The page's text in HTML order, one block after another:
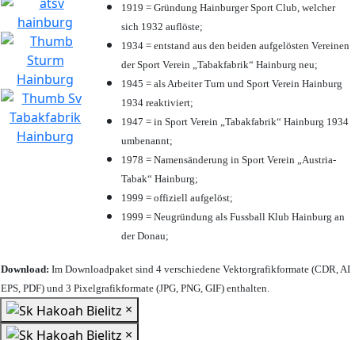
1919 = Gründung Hainburger Sport Club, welcher
sich 1932 auflöste;
1934 = entstand aus den beiden aufgelösten Vereinen
der Sport Verein „Tabakfabrik“ Hainburg neu;
1945 = als Arbeiter Turn und Sport Verein Hainburg
1934 reaktiviert;
1947 = in Sport Verein „Tabakfabrik“ Hainburg 1934
umbenannt;
1978 = Namensänderung in Sport Verein „Austria-
Tabak“ Hainburg;
1999 = offiziell aufgelöst;
1999 = Neugründung als Fussball Klub Hainburg an
der Donau;
Download: Im Downloadpaket sind 4 verschiedene Vektorgrafikformate (CDR, AI
EPS, PDF) und 3 Pixelgrafikformate (JPG, PNG, GIF) enthalten.
×
×